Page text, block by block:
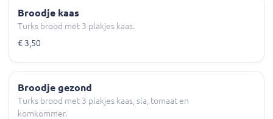
Broodje kaas
Turks brood met 3 plakjes kaas.
€ 3,50
Broodje gezond
Turks brood met 3 plakjes kaas, sla, tomaat en
komkommer.